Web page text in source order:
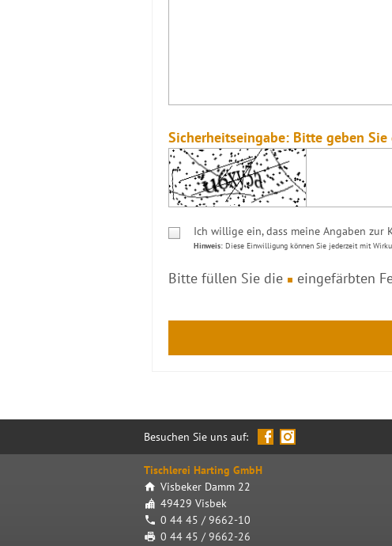
Sicherheitseingabe: Bitte geben Sie
Ich willige ein, dass meine Angaben
Hinweis: Diese Einwilligung können Sie jederzeit mit
Bitte füllen Sie die eingefärbten
Besuchen Sie uns auf:
Tischlerei Harting GmbH
Visbeker Damm 22
49429 Visbek
0 44 45 / 9662-10
0 44 45 / 9662-26